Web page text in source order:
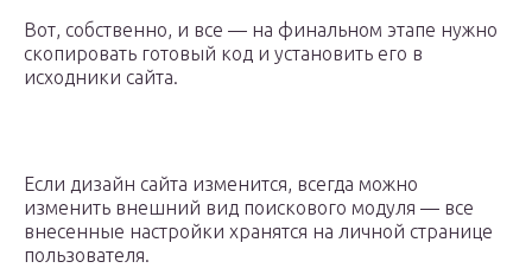
Вот, собственно, и все — на финальном этапе нужно
скопировать готовый код и установить его в
исходники сайта.
Если дизайн сайта изменится, всегда можно
изменить внешний вид поискового модуля — все
внесенные настройки хранятся на личной странице
пользователя.